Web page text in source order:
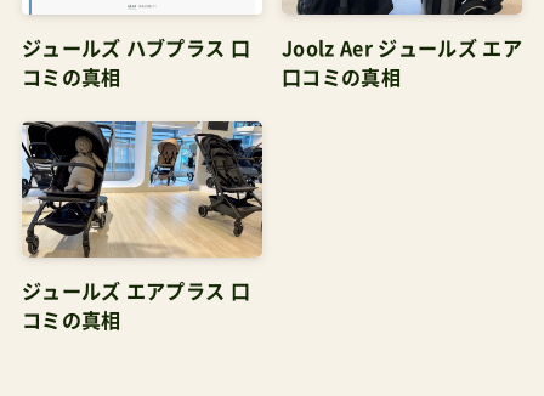
び乗ったり飛び降りたりの乗降のしやすさも含め
機動力を求めたい場面・旅行にはバタフライ2を上
ら、やっぱり互角と見たい
ジュールズ ハブプラス 口
コミの真相
Joolz Aer ジュールズ エア
口コミの真相
ジュールズ エアプラス 口
コミの真相